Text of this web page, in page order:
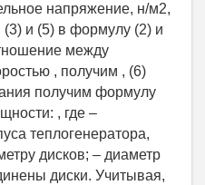
напряжение, н/м2,
и (5) в формулу (2) и
между
, получим , (6)
получим формулу
, где –
теплогенератора,
дисков; – диаметр
диски. Учитывая,